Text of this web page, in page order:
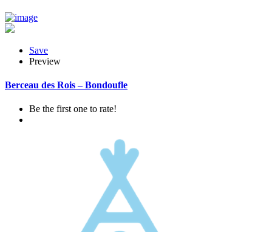
Save
Preview
Berceau des Rois – Bondoufle
Be the first one to rate!